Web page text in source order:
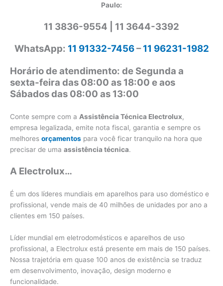
Paulo:
11 3836-9554 | 11 3644-3392
WhatsApp: 11 91332-7456–11 96231-1982
Horário de atendimento: de Segunda a
sexta-feira das 08:00 as 18:00 e aos
Sábados das 08:00 as 13:00
Conte sempre com a Assistência Técnica Electrolux,
empresa legalizada, emite nota fiscal, garantia e sempre os
melhores orçamentos para você ficar tranquilo na hora que
precisar de uma assistência técnica.
A Electrolux…
É um dos líderes mundiais em aparelhos para uso doméstico e
profissional, vende mais de 40 milhões de unidades por ano a
clientes em 150 países.
Líder mundial em eletrodomésticos e aparelhos de uso
profissional, a Electrolux está presente em mais de 150 países.
Nossa trajetória em quase 100 anos de existência se traduz
em desenvolvimento, inovação, design moderno e
funcionalidade.